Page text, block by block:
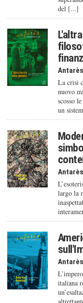
del [...]
La crisi
nuovo
scosso
un
largo la
italiana